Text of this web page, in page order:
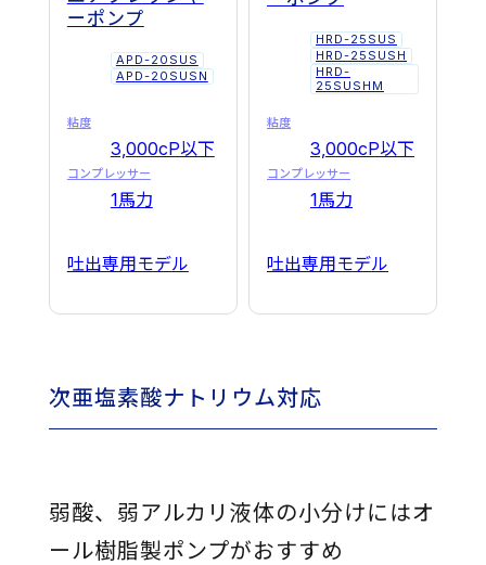
次
亜
塩
酸
ナ
ト
と
ーポンプ
APD-20SUS
APD-20SUSN
粘度
3,000cP以下
コンプレッサー
1馬力
吐出専用モデル
HRD-25SUS
HRD-25SUSH
HRD-
25SUSHM
粘度
3,000cP以下
コンプレッサー
1馬力
吐出専用モデル
次亜塩素酸ナトリウム対応
弱酸、弱アルカリ液体の小分けにはオ
ール樹脂製ポンプがおすすめ